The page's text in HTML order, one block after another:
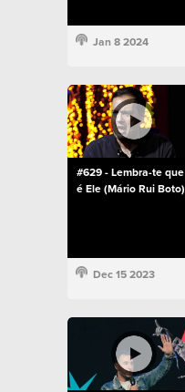
Jan 8 2024
#629 - Lembra-te que
é Ele (Mário Rui Boto)
Dec 15 2023